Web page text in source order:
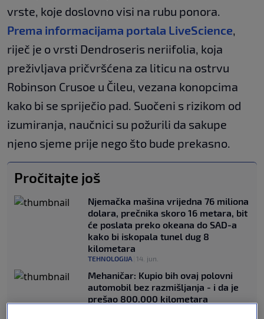
vrste, koje doslovno visi na rubu ponora.
Prema informacijama portala LiveScience
riječ je o vrsti Dendroseris neriifolia, koja
preživljava pričvršćena za liticu na ostrvu
Robinson Crusoe u Čileu, vezana konopcima
kako bi se spriječio pad. Suočeni s rizikom od
izumiranja, naučnici su požurili da sakupe
njeno sjeme prije nego što bude prekasno.
Pročitajte još
Njemačka mašina vrijedna 76 miliona
dolara, prečnika skoro 16 metara, bit
će poslata preko okeana do SAD-a
kako bi iskopala tunel dug 8
kilometara
TEHNOLOGIJA 14. jun.
Mehaničar: Kupio bih ovaj polovni
automobil bez razmišljanja - i da je
prešao 800.000 kilometara